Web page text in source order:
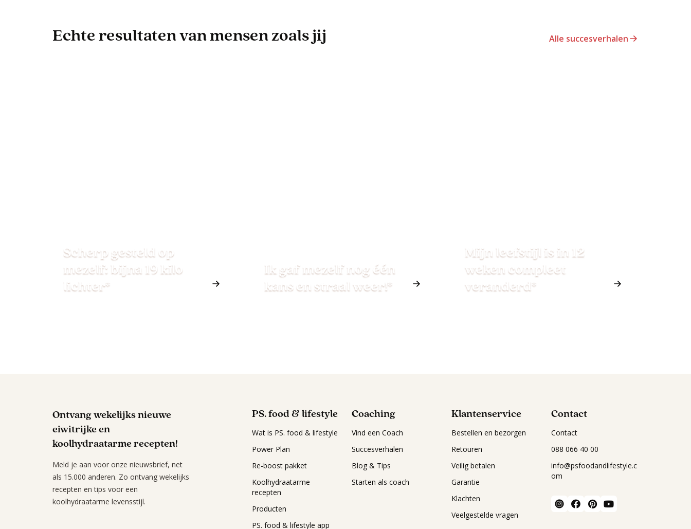
Echte resultaten van mensen zoals jij Alle succesverhalen
Scherp gesteld op
mezelf: bijna 19 kilo
lichter*
Ik gaf mezelf nog één
kans en straal weer!*
Mijn leefstijl is in 12
weken compleet
veranderd*
Ontvang wekelijks nieuwe
eiwitrijke en
koolhydraatarme recepten!
Meld je aan voor onze nieuwsbrief, net
als 15.000 anderen. Zo ontvang wekelijks
recepten en tips voor een
koolhydraatarme levensstijl.
PS. food & lifestyle
Wat is PS. food & lifestyle
Power Plan
Re-boost pakket
Koolhydraatarme
recepten
Producten
PS. food & lifestyle app
Coaching
Vind een Coach
Succesverhalen
Blog & Tips
Starten als coach
Klantenservice
Bestellen en bezorgen
Retouren
Veilig betalen
Garantie
Klachten
Veelgestelde vragen
Contact
Contact
088 066 40 00
info@psfoodandlifestyle.c
om